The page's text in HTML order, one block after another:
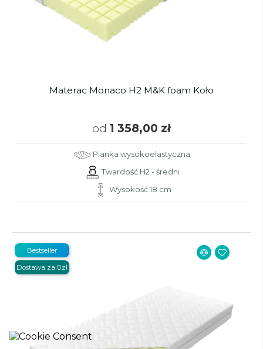
Materac Monaco H2 M&K foam Koło
od 1 358,00 zł
Pianka wysokoelastyczna
Twardość H2 - średni
Wysokość 18 cm
Bestseller
Dostawa za 0zł